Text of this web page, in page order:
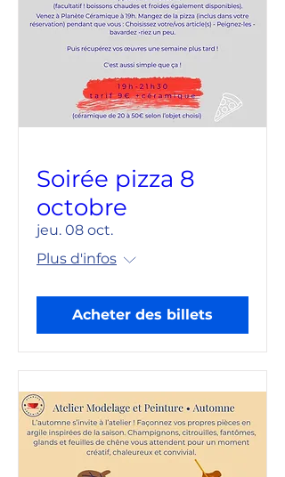
Soirée pizza 8
octobre
jeu. 08 oct.
Plus d'infos
Acheter des billets